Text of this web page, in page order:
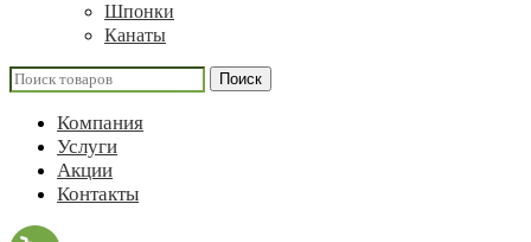
Шпонки
Канаты
Поиск
Компания
Услуги
Акции
Контакты